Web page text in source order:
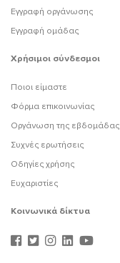
Εγγραφή οργάνωσης
Εγγραφή ομάδας
Χρήσιμοι σύνδεσμοι
Ποιοι είμαστε
Φόρμα επικοινωνίας
Οργάνωση της εβδομάδας
Συχνές ερωτήσεις
Οδηγίες χρήσης
Ευχαριστίες
Κοινωνικά δίκτυα